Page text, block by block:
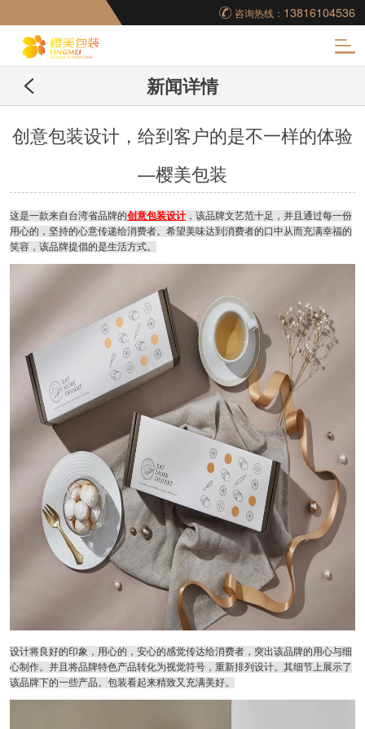
咨询热线： 13816104536
妆品包装盒工厂,高档
包装盒定制,创意包装
新闻详情
创意包装设计，给到客户的是不一样的体验
—樱美包装
这是一款来自台湾省品牌的创意包装设计，该品牌文艺范十足，并且通过每一份
用心的，坚持的心意传递给消费者。希望美味达到消费者的口中从而充满幸福的
笑容，该品牌提倡的是生活方式。
设计将良好的印象，用心的，安心的感觉传达给消费者，突出该品牌的用心与细
心制作。并且将品牌特色产品转化为视觉符号，重新排列设计。其细节上展示了
该品牌下的一些产品。包装看起来精致又充满美好。